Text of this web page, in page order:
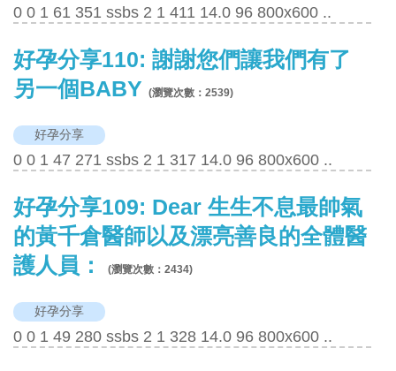
0 0 1 61 351 ssbs 2 1 411 14.0 96 800x600 ..
好孕分享110: 謝謝您們讓我們有了
另一個BABY (瀏覽次數：2539)
好孕分享
0 0 1 47 271 ssbs 2 1 317 14.0 96 800x600 ..
好孕分享109: Dear 生生不息最帥氣
的黃千倉醫師以及漂亮善良的全體醫
護人員：
(瀏覽次數：2434)
好孕分享
0 0 1 49 280 ssbs 2 1 328 14.0 96 800x600 ..